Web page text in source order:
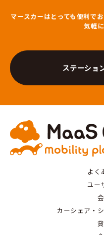
マースカーはとっても便利で
気軽
ステーショ
よく
ユー
カーシェア・